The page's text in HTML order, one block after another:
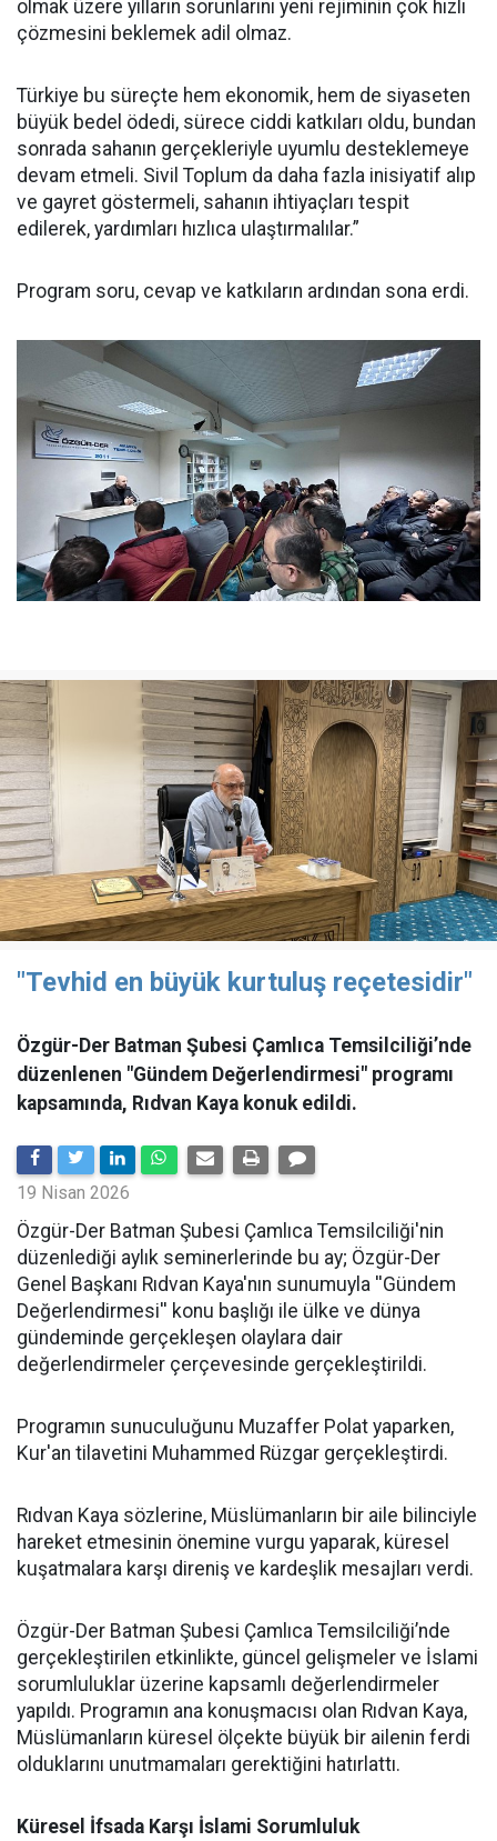
olmak üzere yılların sorunlarını yeni rejiminin çok hızlı
çözmesini beklemek adil olmaz.
Türkiye bu süreçte hem ekonomik, hem de siyaseten
büyük bedel ödedi, sürece ciddi katkıları oldu, bundan
sonrada sahanın gerçekleriyle uyumlu desteklemeye
devam etmeli. Sivil Toplum da daha fazla inisiyatif alıp
ve gayret göstermeli, sahanın ihtiyaçları tespit
edilerek, yardımları hızlıca ulaştırmalılar.”
Program soru, cevap ve katkıların ardından sona erdi.
"Tevhid en büyük kurtuluş reçetesidir"
Özgür-Der Batman Şubesi Çamlıca Temsilciliği’nde
düzenlenen "Gündem Değerlendirmesi" programı
kapsamında, Rıdvan Kaya konuk edildi.
19 Nisan 2026
​Özgür-Der Batman Şubesi Çamlıca Temsilciliği'nin
düzenlediği aylık seminerlerinde bu ay; Özgür-Der
Genel Başkanı Rıdvan Kaya'nın sunumuyla ''Gündem
Değerlendirmesi'' konu başlığı ile ülke ve dünya
gündeminde gerçekleşen olaylara dair
değerlendirmeler çerçevesinde gerçekleştirildi.
Programın sunuculuğunu Muzaffer Polat yaparken,
Kur'an tilavetini Muhammed Rüzgar gerçekleştirdi.
Rıdvan Kaya sözlerine, Müslümanların bir aile bilinciyle
hareket etmesinin önemine vurgu yaparak, küresel
kuşatmalara karşı direniş ve kardeşlik mesajları verdi.
Özgür-Der Batman Şubesi Çamlıca Temsilciliği’nde
gerçekleştirilen etkinlikte, güncel gelişmeler ve İslami
sorumluluklar üzerine kapsamlı değerlendirmeler
yapıldı. Programın ana konuşmacısı olan Rıdvan Kaya,
Müslümanların küresel ölçekte büyük bir ailenin ferdi
olduklarını unutmamaları gerektiğini hatırlattı.
Küresel İfsada Karşı İslami Sorumluluk